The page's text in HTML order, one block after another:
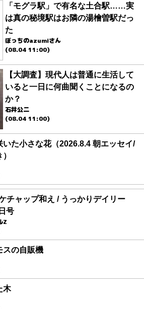
「モグラ駅」で有名な土合駅……実
は真の秘境駅はお隣の湯檜曽駅だっ
た
ぼっちのazumiさん
(08.04 11:00)
【大調査】現代人は普通に生活して
いると一日に何曲聞くことになるの
か？
石井公二
(08.04 11:00)
いた小さな花（2026.8.4 朝エッセイ/
チャップ和え / うっかりデイリー
号
Z
スの自販機
木